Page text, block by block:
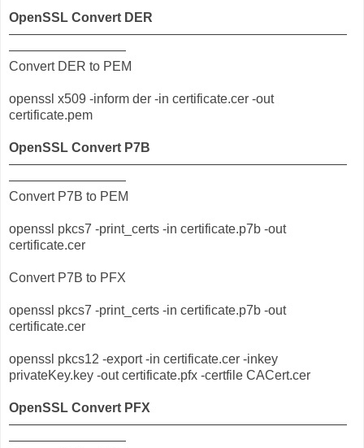
OpenSSL Convert DER
——————————————————————————
—————————
Convert DER to PEM
openssl x509 -inform der -in certificate.cer -out
certificate.pem
OpenSSL Convert P7B
——————————————————————————
—————————
Convert P7B to PEM
openssl pkcs7 -print_certs -in certificate.p7b -out
certificate.cer
Convert P7B to PFX
openssl pkcs7 -print_certs -in certificate.p7b -out
certificate.cer
openssl pkcs12 -export -in certificate.cer -inkey
privateKey.key -out certificate.pfx -certfile CACert.cer
OpenSSL Convert PFX
——————————————————————————
—————————